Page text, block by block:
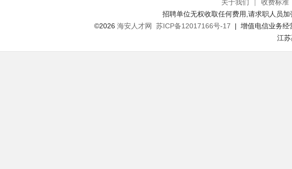
关于我们 | 收费标准
招聘单位无权收取任何费用,请求职人员
©2026 海安人才网 苏ICP备12017166号-17 | 增值电信业务经
江